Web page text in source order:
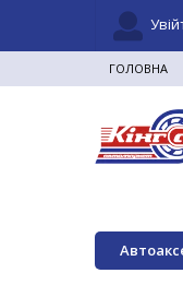
ГОЛОВНА